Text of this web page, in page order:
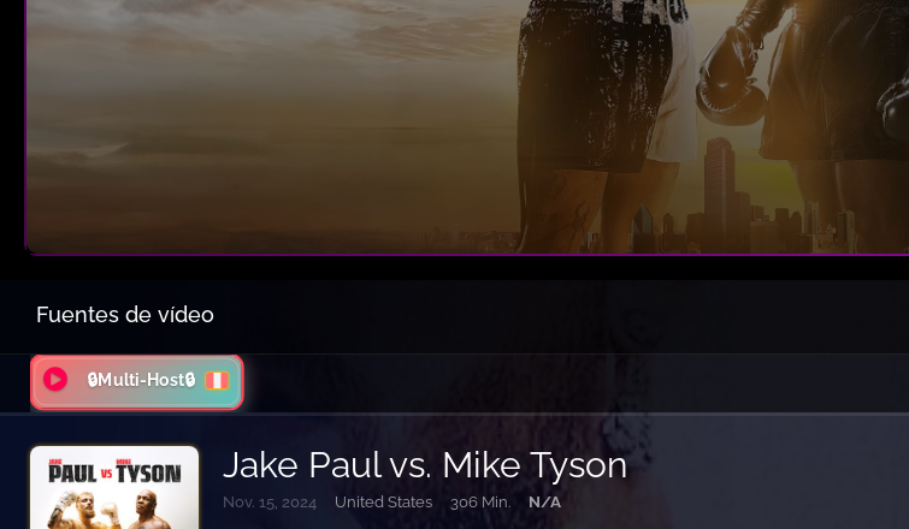
Fuentes de vídeo
🔒Multi-Host🔒
Jake Paul vs. Mike Tyson
Nov. 15, 2024 United States 306 Min. N/A